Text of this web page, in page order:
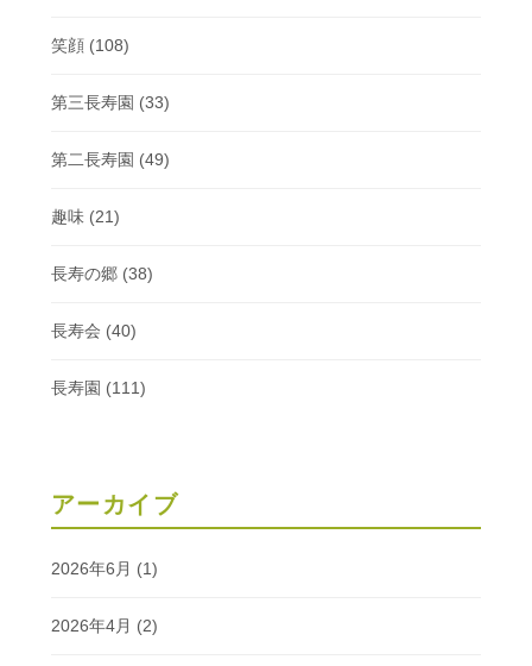
笑顔(108)
第三長寿園 (33)
第二長寿園 (49)
趣味(21)
長寿の郷(38)
長寿会 (40)
長寿園 (111)
アーカイブ
2026年6月 (1)
2026年4月 (2)